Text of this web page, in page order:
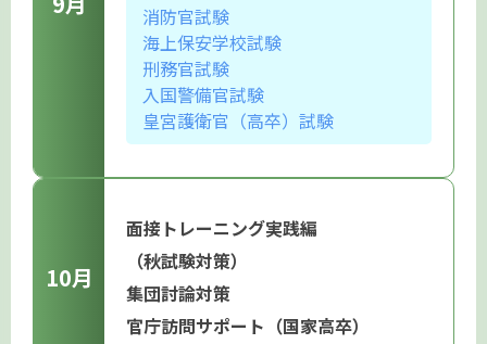
消防官試験
海上保安学校試験
刑務官試験
入国警備官試験
皇宮護衛官（高卒）試験
10月
面接トレーニング実践編
（秋試験対策）
集団討論対策
官庁訪問サポート（国家高卒）